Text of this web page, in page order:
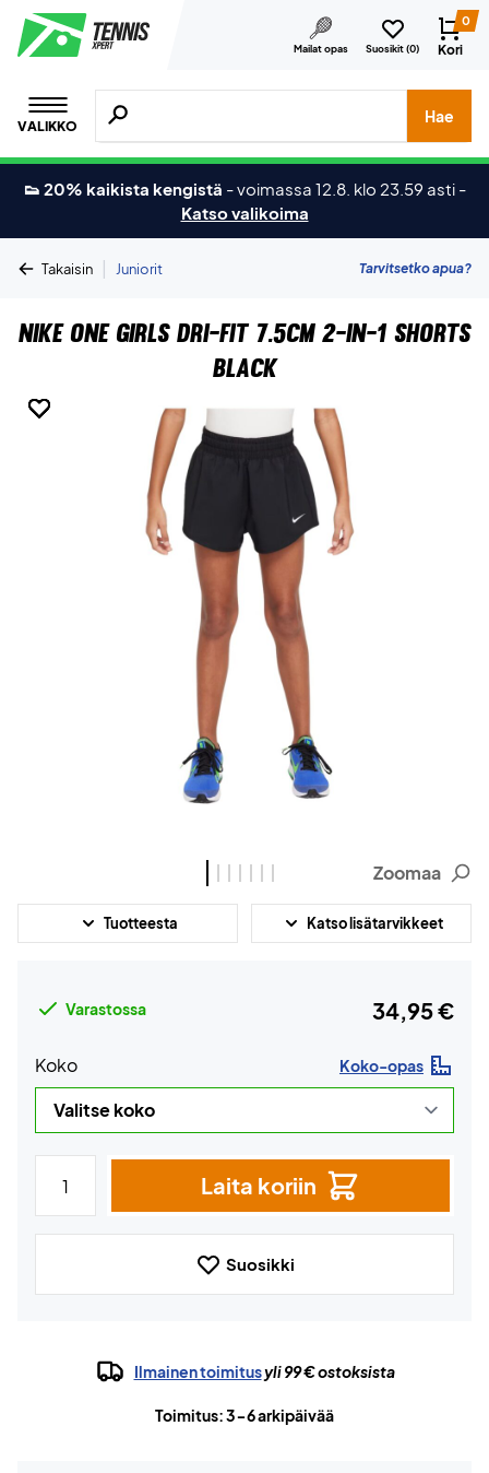
Mailat opas Suosikit (0)
0
Kori
VALIKKO
Hae tuotteita, merkkejä jne.
Hae
👟 20% kaikista kengistä -voimassa 12.8. klo 23.59 asti -
Katso valikoima
Takaisin | Juniorit Tarvitsetko apua?
Nike One Girls Dri-FIT 7.5cm 2-in-1 Shorts
Black
Zoomaa
Tuotteesta Katso lisätarvikkeet
Varastossa 34,95 €
Koko Koko-opas
Laita koriin
Suosikki
Ilmainen toimitusyli 99 € ostoksista
Toimitus: 3-6 arkipäivää